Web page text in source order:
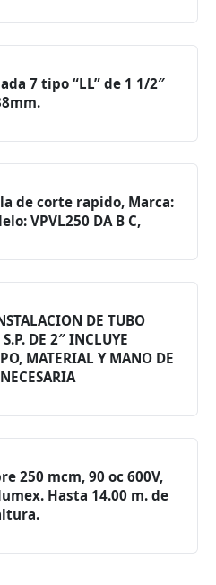
7 tipo “LL” de 1 1/2″
de corte rapido, Marca:
VPVL250 DA B C,
DE TUBO
DE 2″ INCLUYE
MATERIAL Y MANO DE
250 mcm, 90 oc 600V,
Hasta 14.00 m. de